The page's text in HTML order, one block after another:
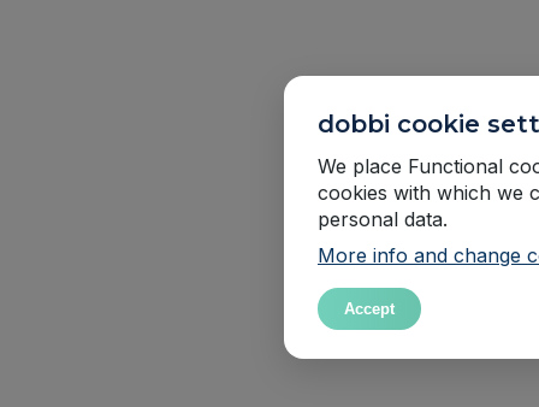
dobbi cookie
We place Functional
cookies with which we
personal data.
More info and change
Accept